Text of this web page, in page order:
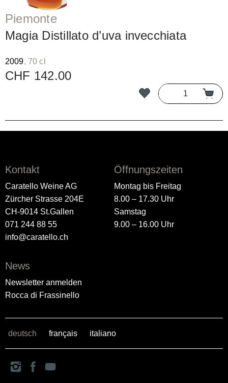
Piemonte
Magia Distillato d’uva invecchiata
2009, 70 cl
CHF 142.00
Kontakt
Caratello Weine AG
Zürcher Strasse 204E
CH-9014 St.Gallen
071 244 88 55
info@caratello.ch
Öffnungszeiten
Montag bis Freitag
8.00 – 17.30 Uhr
Samstag
9.00 – 16.00 Uhr
News
Newsletter anmelden
Rocca di Frassinello
deutsch français italiano